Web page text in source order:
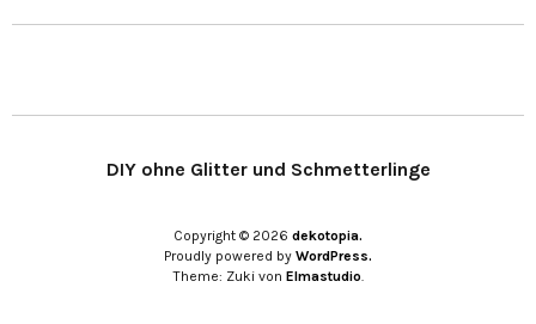
DIY ohne Glitter und Schmetterlinge
Copyright © 2026 dekotopia.
Proudly powered by WordPress.
Theme: Zuki von Elmastudio